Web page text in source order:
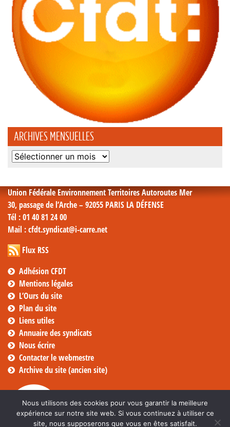
ARCHIVES MENSUELLES
Archives
Union Fédérale Environnement Territoires Autoroutes Mer
30, passage de l’Arche – 92055 PARIS LA DÉFENSE
Tél : 01 40 81 24 00
Mail : cfdt.syndicat@i-carre.net
Flux RSS
Adhésion CFDT
Mentions légales
L’Ours du site
Plan du site
Liens utiles
Annuaire des syndicats
Nous écrire
Contacter le webmestre
Archive du site (ancien site)
Nous utilisons des cookies pour vous garantir la meilleure
expérience sur notre site web. Si vous continuez à utiliser ce
site, nous supposerons que vous en êtes satisfait.